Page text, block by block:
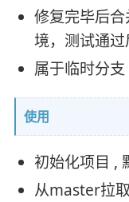
修复完毕后
境，测试通
属于临时分
使用
初始化项目 ,
从master拉